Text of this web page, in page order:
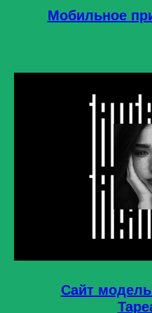
Мобильное
Сайт